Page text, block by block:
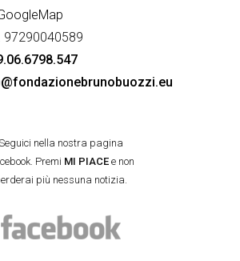
97290040589
nella nostra pagina
Premi MI PIACEe non
più nessuna notizia.